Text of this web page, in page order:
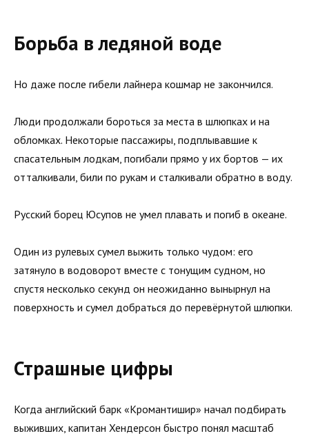
Борьба в ледяной воде
Но даже после гибели лайнера кошмар не закончился.
Люди продолжали бороться за места в шлюпках и на
обломках. Некоторые пассажиры, подплывавшие к
спасательным лодкам, погибали прямо у их бортов — их
отталкивали, били по рукам и сталкивали обратно в воду.
Русский борец Юсупов не умел плавать и погиб в океане.
Один из рулевых сумел выжить только чудом: его
затянуло в водоворот вместе с тонущим судном, но
спустя несколько секунд он неожиданно вынырнул на
поверхность и сумел добраться до перевёрнутой шлюпки.
Страшные цифры
Когда английский барк «Кромантишир» начал подбирать
выживших, капитан Хендерсон быстро понял масштаб